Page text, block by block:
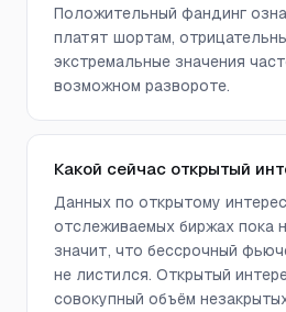
Положительный фандинг
платят шортам,
экстремальные значения
возможном развороте.
Какой сейчас открытый
Данных по открытому
отслеживаемых биржах пока
значит, что бессрочный
не листился. Открытый
совокупный объём